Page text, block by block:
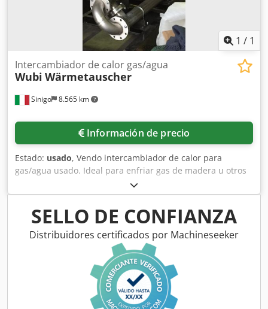
1 / 1
Sinigo 8.565 km
Intercambiador de calor gas/agua
Wubi Wärmetauscher
Información de precio
Estado: usado, Vendo intercambiador de calor para
gas/agua usado. Ideal para enfriar gas de madera u otros
gases. Fabricado íntegramente en acero inoxidable. Codpfx
Aezlhfcjp Esha
SELLO DE CONFIANZA
Distribuidores certificados por Machineseeker